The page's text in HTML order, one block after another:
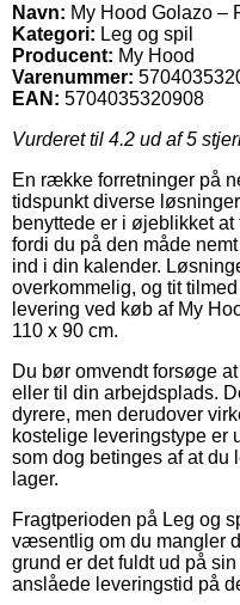
Navn: My Hood Golazo –
Kategori: Leg og spil
Producent: My Hood
Varenummer:
EAN: 5704035320908
Vurderet til 4.2 ud af 5
En række forretninger på
tidspunkt diverse
benyttede er i øjeblikket
fordi du på den måde
ind i din kalender.
overkommelig, og tit
levering ved køb af My
110 x 90 cm.
Du bør omvendt forsøge
eller til din arbejdsplads.
dyrere, men derudover
kostelige leveringstype er
som dog betinges af at
lager.
Fragtperioden på Leg og
væsentlig om du mangler
grund er det fuldt ud på
anslåede leveringstid på